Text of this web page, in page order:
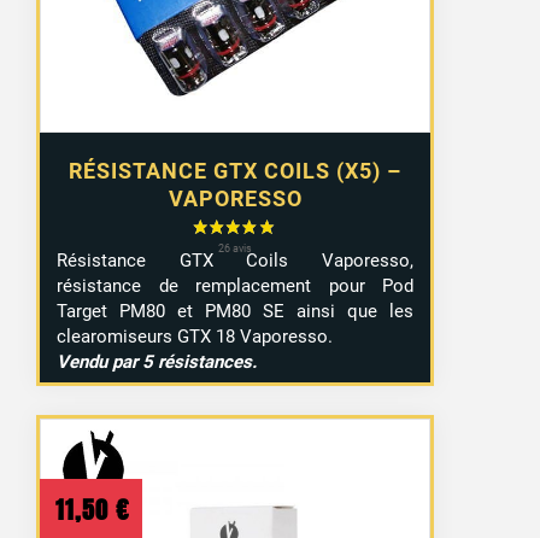
RÉSISTANCE GTX COILS (X5) –
VAPORESSO
Résistance GTX Coils Vaporesso,
résistance de remplacement pour Pod
Target PM80 et PM80 SE ainsi que les
clearomiseurs GTX 18 Vaporesso.
Vendu par 5 résistances.
11,50 €